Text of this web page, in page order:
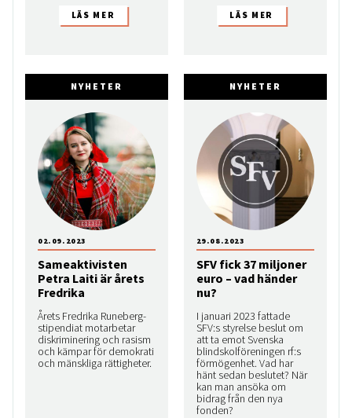
NYHETER
Sameaktivisten
Petra Laiti är årets
Fredrika
Årets Fredrika Runeberg-
stipendiat motarbetar
diskriminering och rasism
och kämpar för demokrati
och mänskliga rättigheter.
02.09.2023
NYHETER
SFV fick 37 miljoner
euro – vad händer
nu?
I januari 2023 fattade
SFV:s styrelse beslut om
att ta emot Svenska
blindskolföreningen rf:s
förmögenhet. Vad har
hänt sedan beslutet? När
kan man ansöka om
bidrag från den nya
fonden?
29.08.2023